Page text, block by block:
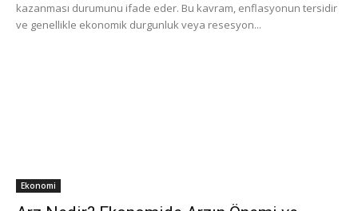
kazanması durumunu ifade eder. Bu kavram, enflasyonun tersidir
ve genellikle ekonomik durgunluk veya resesyon...
Ekonomi